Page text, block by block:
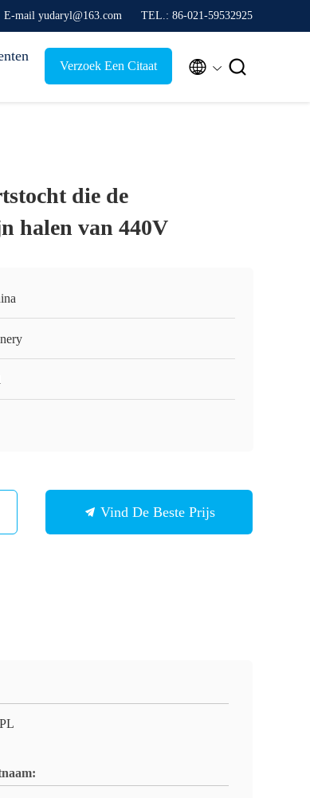
E-mail yudaryl@163.com TEL.: 86-021-59532925
Verzoek Een Citaat  
die de
halen van 440V
Vind De Beste Prijs